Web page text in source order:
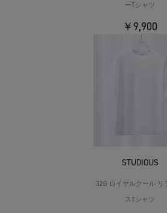
ーTシャツ
￥9,900
STUDIOUS
32G ロイヤルクール リ
スTシャツ